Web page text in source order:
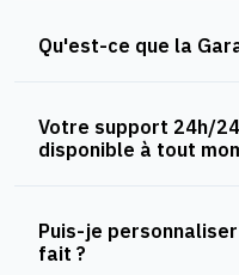
Qu'est-ce que la
Votre support 24h/
disponible à tout
Puis-je
fait ?